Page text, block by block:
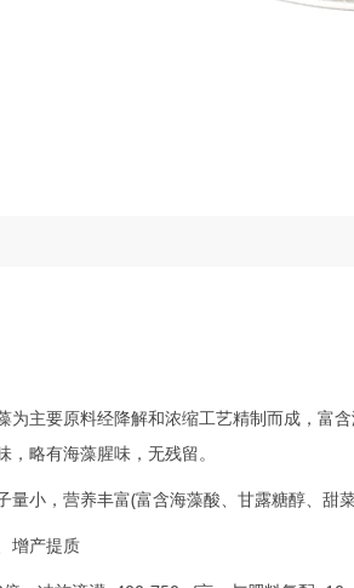
泡叶藻
为主要原料经降解和浓缩工艺精制而成，富
略有海藻腥味，无残留。
量小，营养丰富(富含海藻酸、甘露糖醇、
增产提质